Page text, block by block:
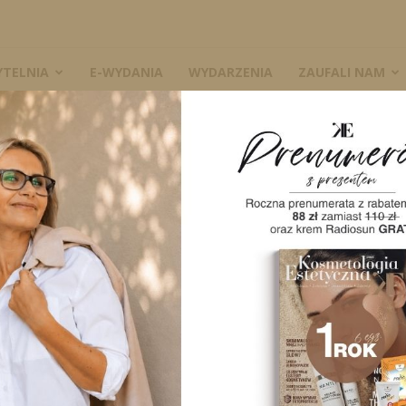
E-WYDANIA WYDARZENIA ZAUFALI NAM
praktyce